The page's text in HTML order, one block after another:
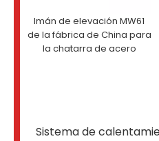
Imán de elevación MW61
de la fábrica de China para
la chatarra de acero
Sistema de